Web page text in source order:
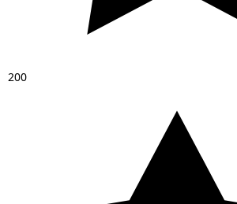
200